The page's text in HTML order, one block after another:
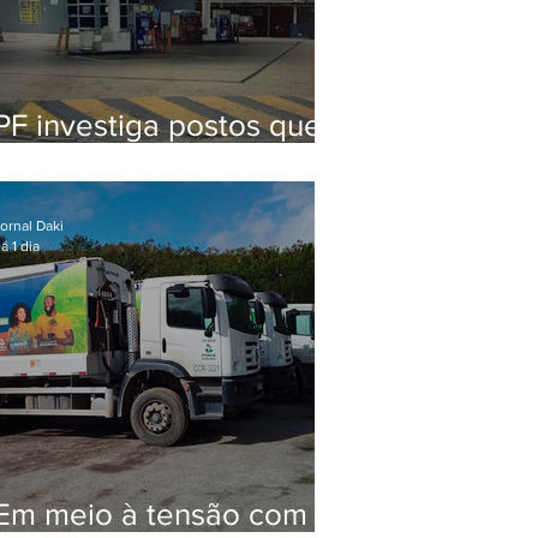
investiga postos que
de secretário
em 2020
meio à tensão com
Daki
1 dia